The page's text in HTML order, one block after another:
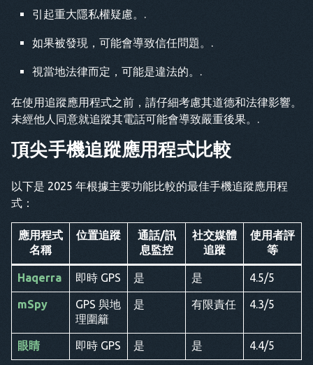
引起重大隱私權疑慮。.
如果被發現，可能會導致信任問題。.
視當地法律而定，可能是違法的。.
在使用追蹤應用程式之前，請仔細考慮其道德和法律影響。
未經他人同意就追蹤其電話可能會導致嚴重後果。.
頂尖手機追蹤應用程式比較
以下是 2025 年根據主要功能比較的最佳手機追蹤應用程
式：
應用程式
名稱
位置追蹤
通話/訊
息監控
社交媒體
追蹤
使用者評
等
Haqerra 即時 GPS 是 是 4.5/5
mSpy
GPS 與地
理圍籬
是 有限責任 4.3/5
眼睛 即時 GPS 是 是 4.4/5